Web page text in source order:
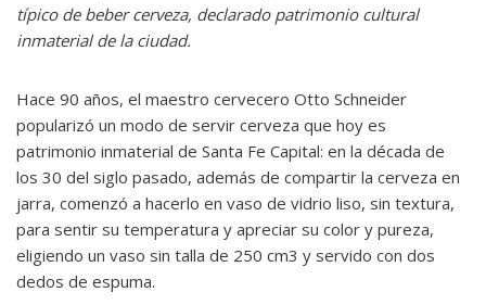
típico de beber cerveza, declarado patrimonio cultural
inmaterial de la ciudad.
Hace 90 años, el maestro cervecero Otto Schneider
popularizó un modo de servir cerveza que hoy es
patrimonio inmaterial de Santa Fe Capital: en la década de
los 30 del siglo pasado, además de compartir la cerveza en
jarra, comenzó a hacerlo en vaso de vidrio liso, sin textura,
para sentir su temperatura y apreciar su color y pureza,
eligiendo un vaso sin talla de 250 cm3 y servido con dos
dedos de espuma.